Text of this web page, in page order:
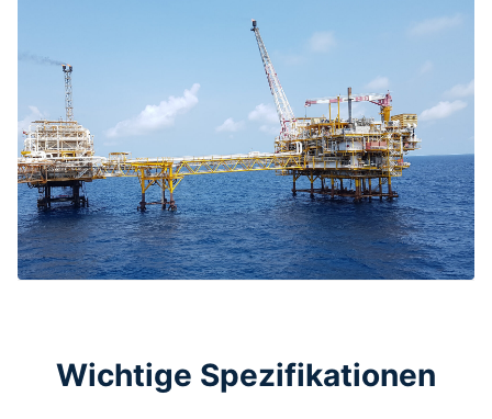
Wichtige Spezifikationen